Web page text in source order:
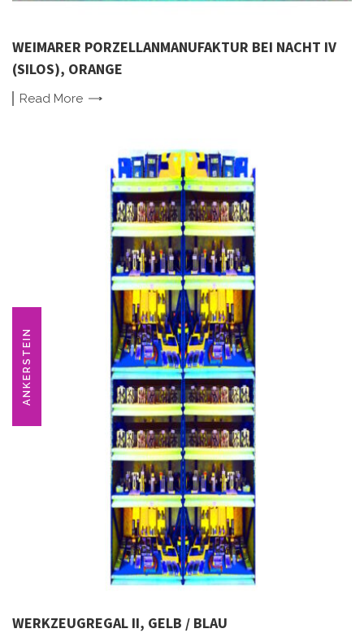
WEIMARER PORZELLANMANUFAKTUR BEI NACHT IV
(SILOS), ORANGE
Read More
ANKERSTEIN
WERKZEUGREGAL II, GELB / BLAU